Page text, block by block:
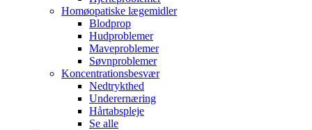
Homøopatiske lægemidler
Blodprop
Hudproblemer
Maveproblemer
Søvnproblemer
Koncentrationsbesvær
Nedtrykthed
Underernæring
Hårtabspleje
Se alle